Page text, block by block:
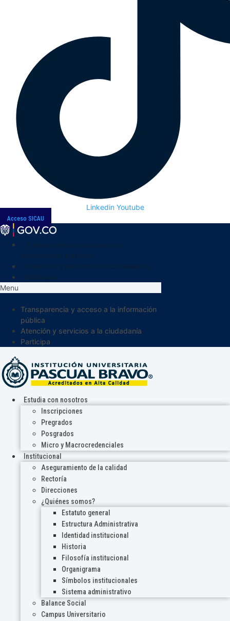
Linkedin Youtube
Acceso SICAU
Menu
Transparencia y acceso a la información
pública
Atención y servicios a la ciudadanía
Participa
Estudia con nosotros
Inscripciones
Pregrados
Posgrados
Micro y Macrocredenciales
Institucional
Aseguramiento de la calidad
Rectoría
Direcciones
¿Quiénes somos?
Estatuto general
Estructura Administrativa
Identidad institucional
Historia
Filosofía institucional
Organigrama
Símbolos institucionales
Sistema administrativo
Balance Social
Campus Universitario